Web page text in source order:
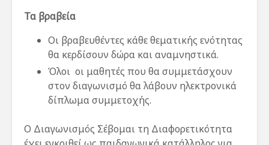
Τα βραβεία
Οι βραβευθέντες κάθε θεματικής ενότητας
θα κερδίσουν δώρα και αναμνηστικά.
Όλοι οι μαθητές που θα συμμετάσχουν
στον διαγωνισμό θα λάβουν ηλεκτρονικά
δίπλωμα συμμετοχής.
O Διαγωνισμός Σέβομαι τη Διαφορετικότητα